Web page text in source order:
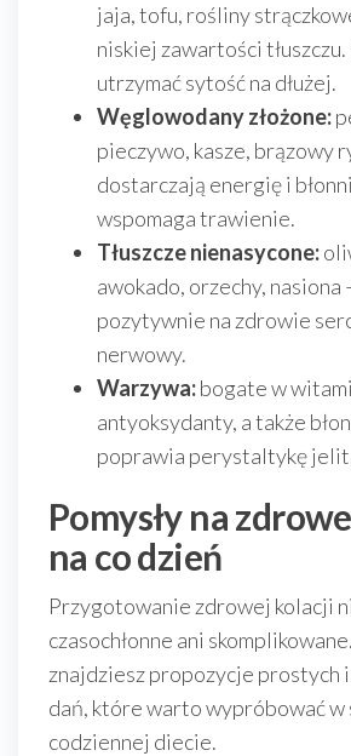
jaja, tofu, rośliny
niskiej zawartości tłuszczu.
utrzymać sytość na dłużej.
Węglowodany złożone:
pieczywo, kasze, brązowy
dostarczają energię i
wspomaga trawienie.
Tłuszcze nienasycone:
awokado, orzechy, nasiona
pozytywnie na zdrowie
nerwowy.
Warzywa:bogate w
antyoksydanty, a także
poprawia perystaltykę
Pomysły na
na co dzień
Przygotowanie zdrowej kolacji
czasochłonne ani
znajdziesz propozycje prostych i
dań, które warto wypróbować w
codziennej diecie.